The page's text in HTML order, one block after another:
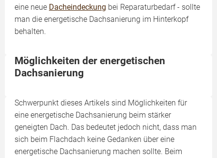
eine neue Dacheindeckung bei Reparaturbedarf - sollte
man die energetische Dachsanierung im Hinterkopf
behalten.
Möglichkeiten der energetischen
Dachsanierung
Schwerpunkt dieses Artikels sind Möglichkeiten für
eine energetische Dachsanierung beim stärker
geneigten Dach. Das bedeutet jedoch nicht, dass man
sich beim Flachdach keine Gedanken über eine
energetische Dachsanierung machen sollte. Beim